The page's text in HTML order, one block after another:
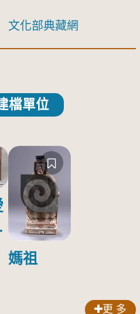
文化部典藏網
檔單位
媽祖
更 多